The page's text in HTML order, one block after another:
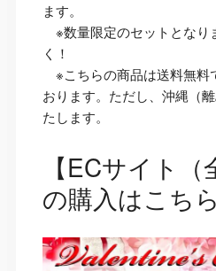
ます。
※数量限定のセットとなり
く！
※こちらの商品は送料無料
おります。ただし、沖縄（
たします。
【ECサイト
の購入はこちら